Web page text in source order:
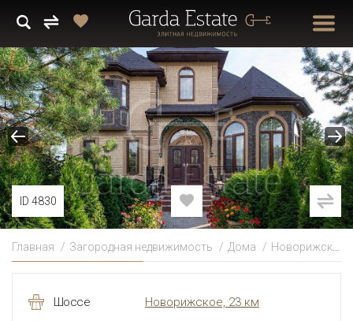
ID 4830
Главная Загородная недвижимость Дома Новорижское
Шоссе
Новорижское, 23 км